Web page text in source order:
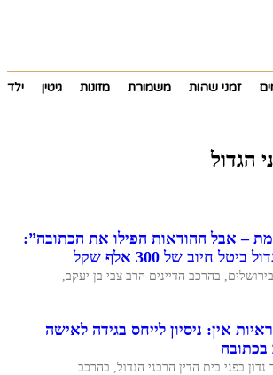
זמני שהות משמורת מזונות גיטין
הגדול
– אבל ההודאות הפילו את הכתובה”:
חיוב של 300 אלף שקל
בהרכב הדיינים הרב צבי בן יעקב,
אין: ניסיון לייחס בגידה לאישה
בכתובה
בפני בית הדין הרבני הגדול, בהרכב